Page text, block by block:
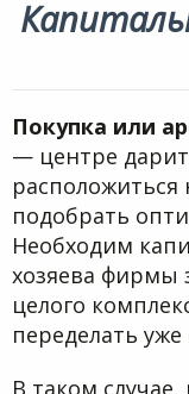
Покупка или
— центре
подобрать
Необходим
хозяева фирмы
целого
переделать
В таком